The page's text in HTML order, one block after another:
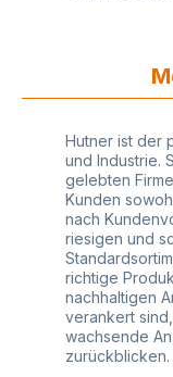
Hutner ist der
und Industrie.
gelebten
Kunden
nach
riesigen und
richtige
nachhaltigen
verankert
wachsende
zurückblicken.